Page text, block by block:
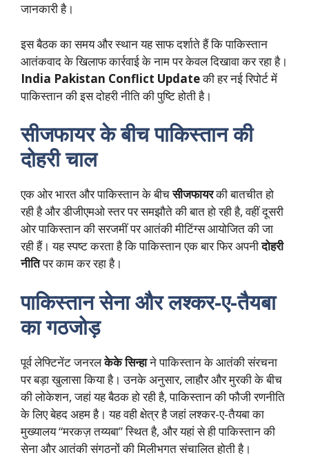
जानकारी है।
इस बैठक का समय और स्थान यह साफ दर्शाते हैं कि पाकिस्तान
आतंकवाद के खिलाफ कार्रवाई के नाम पर केवल दिखावा कर रहा है।
India Pakistan Conflict Updateकी हर नई रिपोर्ट में
पाकिस्तान की इस दोहरी नीति की पुष्टि होती है।
सीजफायर के बीच पाकिस्तान की
दोहरी चाल
एक ओर भारत और पाकिस्तान के बीचसीजफायरकी बातचीत हो
रही है और डीजीएमओ स्तर पर समझौते की बात हो रही है, वहीं दूसरी
ओर पाकिस्तान की सरजमीं पर आतंकी मीटिंग्स आयोजित की जा
रही हैं। यह स्पष्ट करता है कि पाकिस्तान एक बार फिर अपनीदोहरी
नीतिपर काम कर रहा है।
पाकिस्तान सेना और लश्कर-ए-तैयबा
का गठजोड़
पूर्व लेफ्टिनेंट जनरलकेके सिन्हाने पाकिस्तान के आतंकी संरचना
पर बड़ा खुलासा किया है। उनके अनुसार, लाहौर और मुरकी के बीच
की लोकेशन, जहां यह बैठक हो रही है, पाकिस्तान की फौजी रणनीति
के लिए बेहद अहम है। यह वही क्षेत्र है जहां लश्कर-ए-तैयबा का
मुख्यालय “मरकज़ तय्यबा” स्थित है, और यहां से ही पाकिस्तान की
सेना और आतंकी संगठनों की मिलीभगत संचालित होती है।